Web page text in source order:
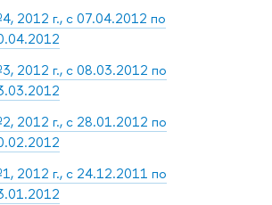
2012 г., с 07.04.2012 по
2012 г., с 08.03.2012 по
2012 г., с 28.01.2012 по
2012 г., с 24.12.2011 по